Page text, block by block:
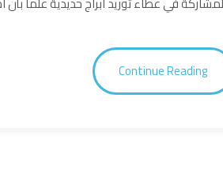
Continue Reading